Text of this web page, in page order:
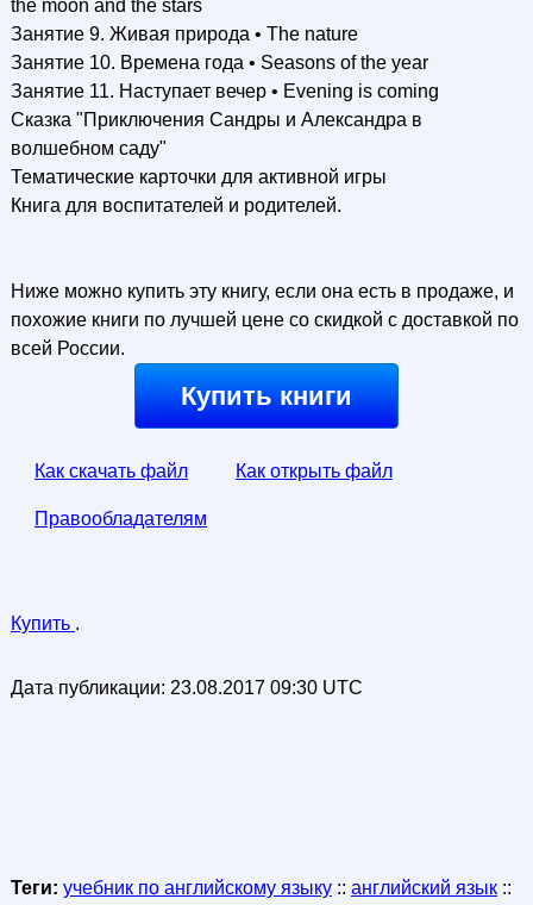
the moon and the stars
Занятие 9. Живая природа • The nature
Занятие 10. Времена года • Seasons of the year
Занятие 11. Наступает вечер • Evening is coming
Сказка "Приключения Сандры и Александра в
волшебном саду"
Тематические карточки для активной игры
Книга для воспитателей и родителей.
Ниже можно купить эту книгу, если она есть в продаже, и
похожие книги по лучшей цене со скидкой с доставкой по
всей России.
Купить книги
Как скачать файл Как открыть файл
Правообладателям
Купить .
Дата публикации: 23.08.2017 09:30 UTC
Теги: учебник по английскому языку:: английский язык::